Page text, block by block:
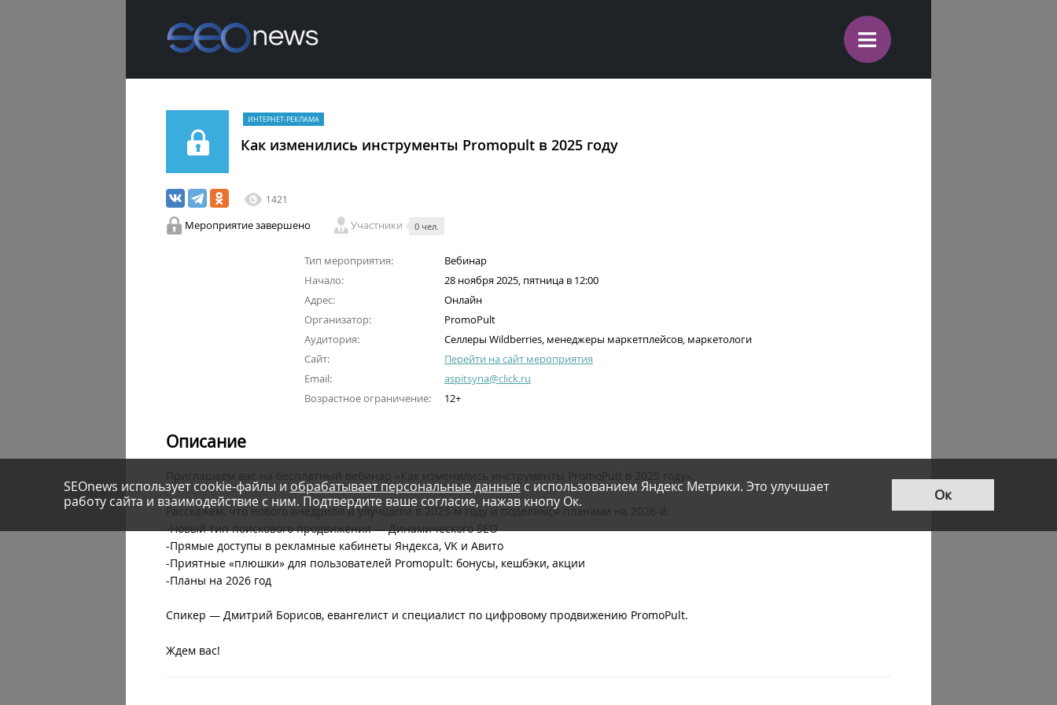
≡
ИНТЕРНЕТ-РЕКЛАМА
Как изменились инструменты Promopult в 2025 году
1421
Мероприятие завершено Участники 0 чел.
Тип мероприятия:
Вебинар
Начало:
28 ноября 2025, пятница в 12:00
Адрес:
Онлайн
Организатор:
PromoPult
Аудитория:
Селлеры Wildberries, менеджеры маркетплейсов, маркетологи
Сайт:
Перейти на сайт мероприятия
Email:
aspitsyna@click.ru
Возрастное ограничение:
12+
Описание
Приглашаем вас на бесплатный вебинар «Как изменились инструменты PromoPult в 2025 году».
Расскажем, что нового внедрили и улучшили в 2025-м году и поделимся планами на 2026-й:
-Новый тип поискового продвижения — Динамического SEO
-Прямые доступы в рекламные кабинеты Яндекса, VK и Авито
-Приятные «плюшки» для пользователей Promopult: бонусы, кешбэки, акции
-Планы на 2026 год
Спикер — Дмитрий Борисов, евангелист и специалист по цифровому продвижению PromoPult.
Ждем вас!
SEOnews использует cookie-файлы и обрабатывает персональные данныес использованием Яндекс Метрики. Это улучшает
работу сайта и взаимодействие с ним. Подтвердите ваше согласие, нажав кнопу Ок.
Ок